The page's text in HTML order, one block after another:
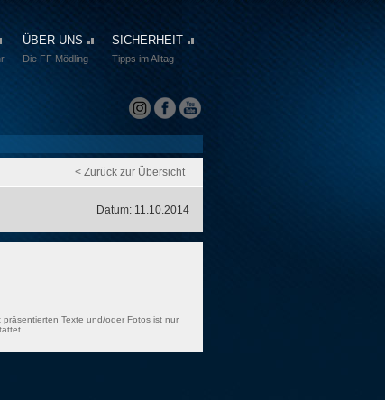
ÜBER UNS
Die FF Mödling
SICHERHEIT
Tipps im Alltag
< Zurück zur Übersicht
Datum: 11.10.2014
Texte und/oder Fotos ist nur